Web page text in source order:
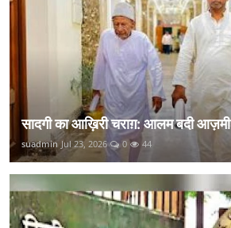
सादगी का आख़िरी चराग़: आलम बदी आज़मी
suadmin Jul 23, 2026 0 44